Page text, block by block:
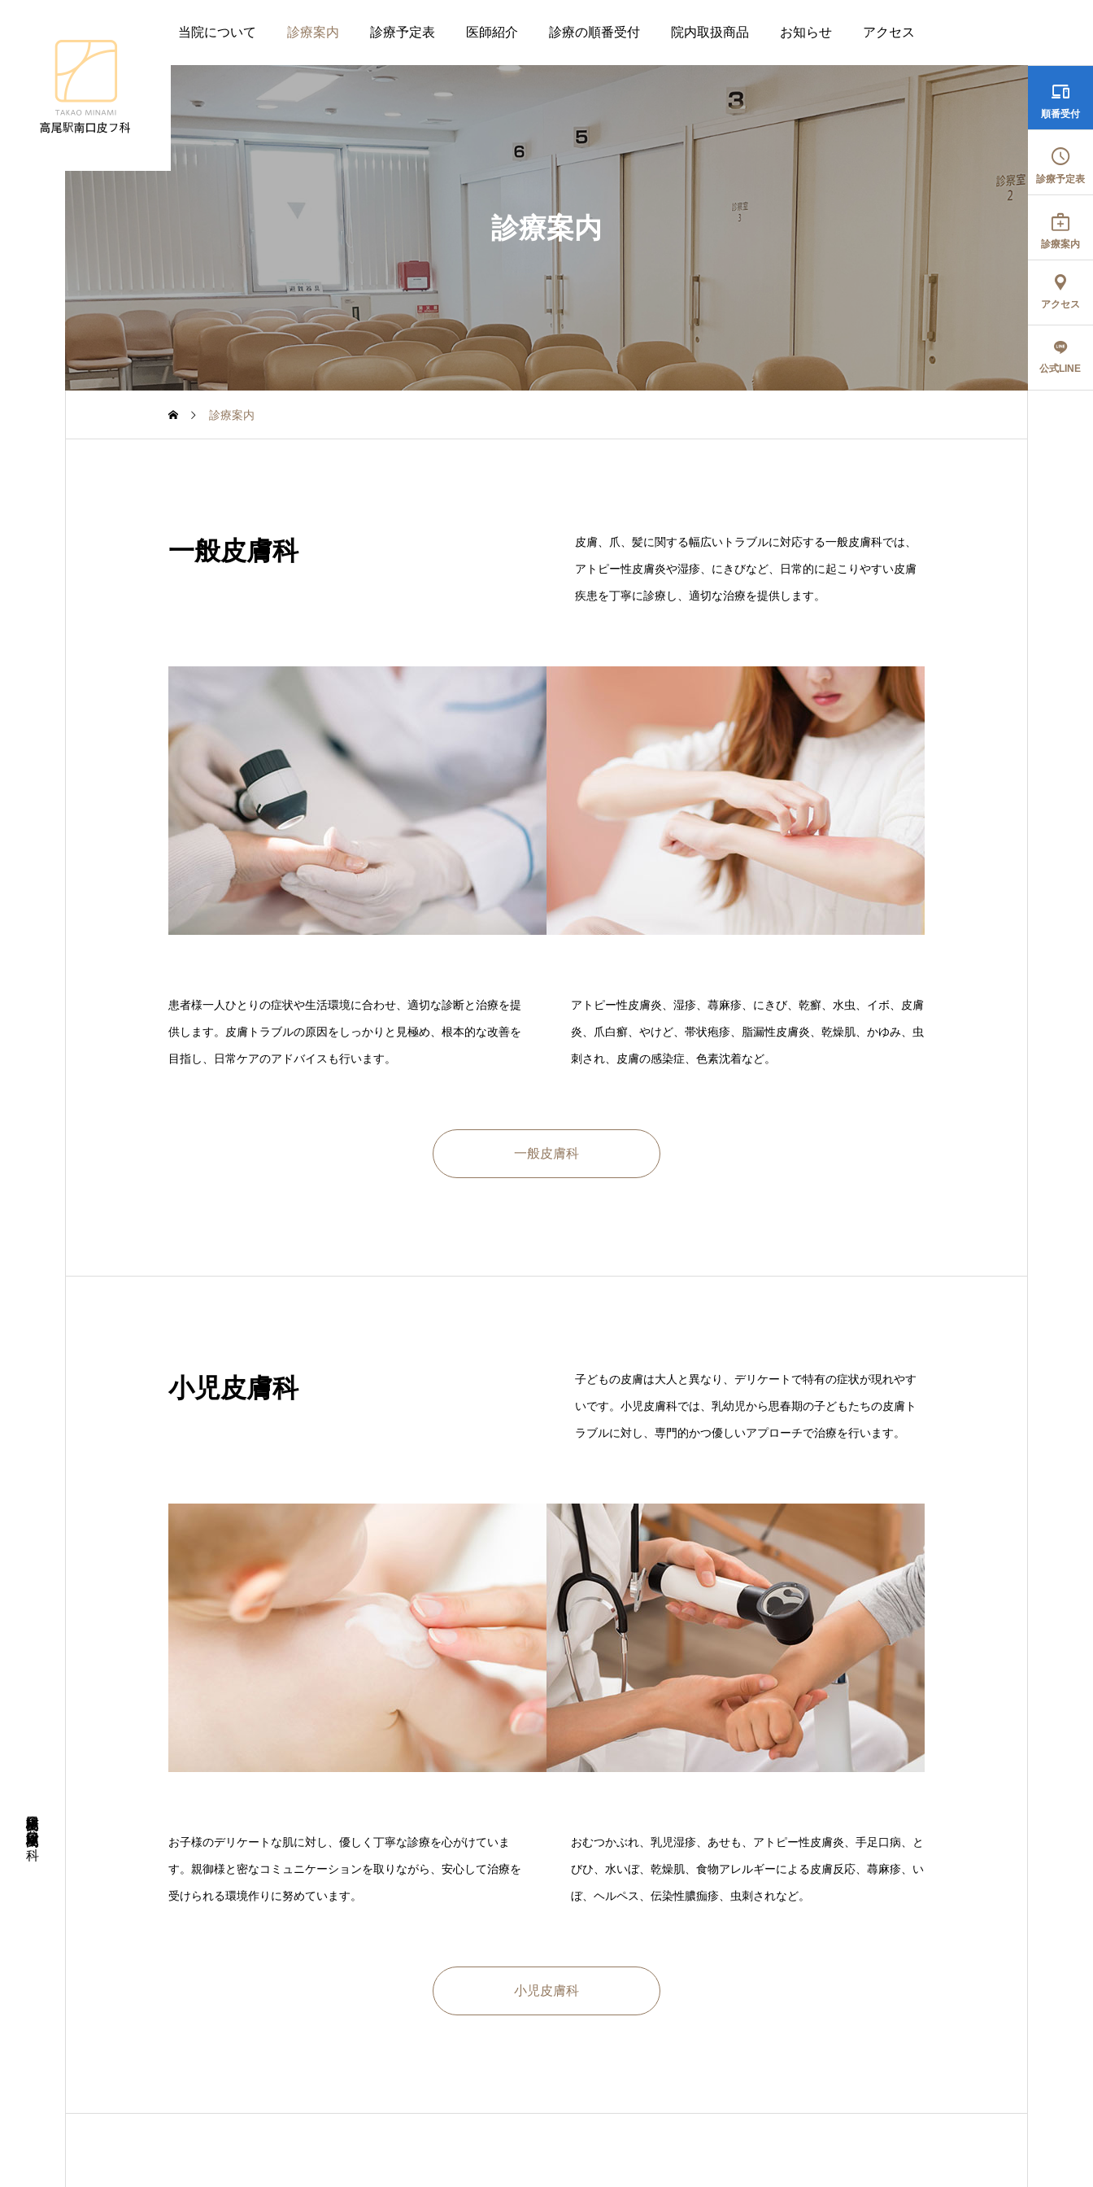
当院について 診療案内 診療予定表 医師紹介 診療の順番受付 院内取扱商品 お知らせ アクセス
一般的な皮膚のお悩みに対し、皮膚
科専門医がきめ細やかに診療いたし
ます。
小児皮膚科
小児特有の肌トラブルに対し、皮膚
いたします。
自費診療
健康保険が適用されない診療をご希
高尾駅南口徒歩２分 高尾駅南口皮フ科

順番受付

診療予定表

診療案内
アクセス
公式LINE
診療案内
診療案内
一般皮膚科 皮膚、爪、髪に関する幅広いトラブルに対応する一般皮膚科では、
アトピー性皮膚炎や湿疹、にきびなど、日常的に起こりやすい皮膚
疾患を丁寧に診療し、適切な治療を提供します。
患者様一人ひとりの症状や生活環境に合わせ、適切な診断と治療を提
供します。皮膚トラブルの原因をしっかりと見極め、根本的な改善を
目指し、日常ケアのアドバイスも行います。
アトピー性皮膚炎、湿疹、蕁麻疹、にきび、乾癬、水虫、イボ、皮膚
炎、爪白癬、やけど、帯状疱疹、脂漏性皮膚炎、乾燥肌、かゆみ、虫
刺され、皮膚の感染症、色素沈着など。
一般皮膚科
小児皮膚科 子どもの皮膚は大人と異なり、デリケートで特有の症状が現れやす
いです。小児皮膚科では、乳幼児から思春期の子どもたちの皮膚ト
ラブルに対し、専門的かつ優しいアプローチで治療を行います。
お子様のデリケートな肌に対し、優しく丁寧な診療を心がけていま
す。親御様と密なコミュニケーションを取りながら、安心して治療を
受けられる環境作りに努めています。
おむつかぶれ、乳児湿疹、あせも、アトピー性皮膚炎、手足口病、と
びひ、水いぼ、乾燥肌、食物アレルギーによる皮膚反応、蕁麻疹、い
ぼ、ヘルペス、伝染性膿痂疹、虫刺されなど。
小児皮膚科